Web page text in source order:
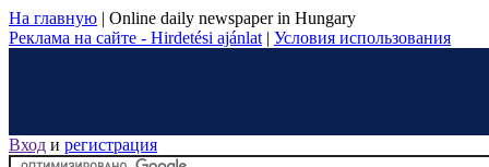
На главную | Online daily newspaper in Hungary
Реклама на сайте - Hirdetési ajánlat | Условия использования
Вход и регистрация